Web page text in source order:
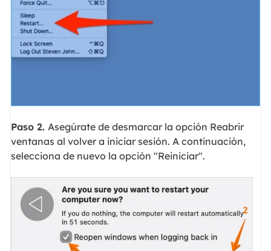
Paso 2. Asegúrate de desmarcar la opción Reabrir
ventanas al volver a iniciar sesión. A continuación,
selecciona de nuevo la opción "Reiniciar".